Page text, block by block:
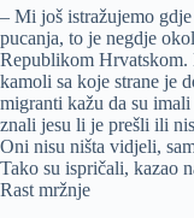
– Mi još istražujemo
pucanja, to je negdje
Republikom Hrvatskom.
kamoli sa koje strane je
migranti kažu da su
znali jesu li je prešli ili
Oni nisu ništa vidjeli,
Tako su ispričali, kazao
Rast mržnje